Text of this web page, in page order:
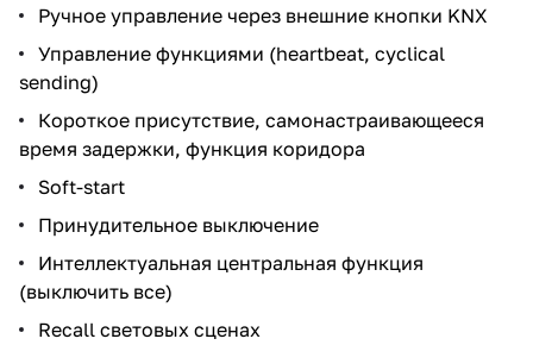
Ручное управление через внешние кнопки KNX
Управление функциями (heartbeat, cyclical
sending)
Короткое присутствие, самонастраивающееся
время задержки, функция коридора
Soft-start
Принудительное выключение
Интеллектуальная центральная функция
(выключить все)
Recall световых сценах